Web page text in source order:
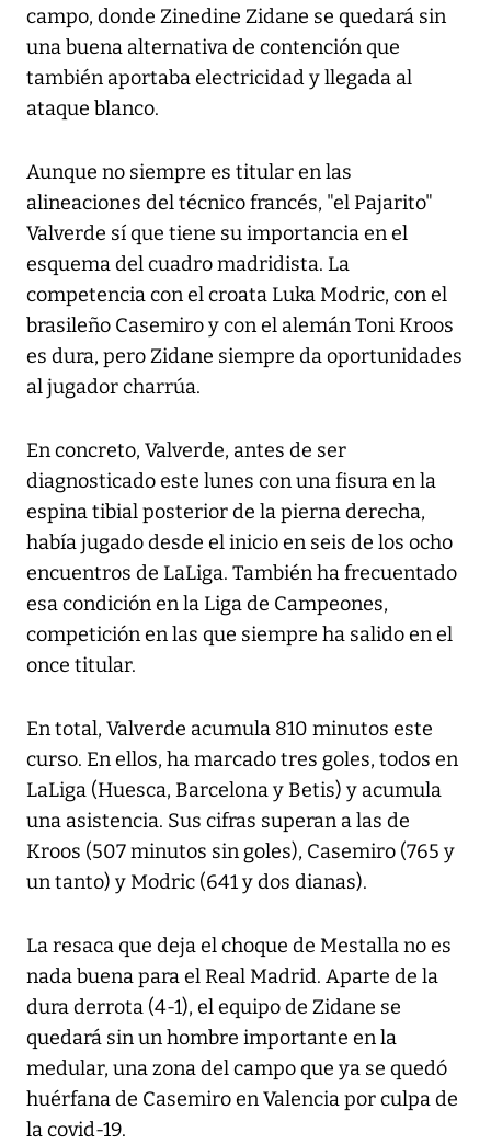
campo, donde Zinedine Zidane se quedará sin
una buena alternativa de contención que
también aportaba electricidad y llegada al
ataque blanco.
Aunque no siempre es titular en las
alineaciones del técnico francés, "el Pajarito"
Valverde sí que tiene su importancia en el
esquema del cuadro madridista. La
competencia con el croata Luka Modric, con el
brasileño Casemiro y con el alemán Toni Kroos
es dura, pero Zidane siempre da oportunidades
al jugador charrúa.
En concreto, Valverde, antes de ser
diagnosticado este lunes con una fisura en la
espina tibial posterior de la pierna derecha,
había jugado desde el inicio en seis de los ocho
encuentros de LaLiga. También ha frecuentado
esa condición en la Liga de Campeones,
competición en las que siempre ha salido en el
once titular.
En total, Valverde acumula 810 minutos este
curso. En ellos, ha marcado tres goles, todos en
LaLiga (Huesca, Barcelona y Betis) y acumula
una asistencia. Sus cifras superan a las de
Kroos (507 minutos sin goles), Casemiro (765 y
un tanto) y Modric (641 y dos dianas).
La resaca que deja el choque de Mestalla no es
nada buena para el Real Madrid. Aparte de la
dura derrota (4-1), el equipo de Zidane se
quedará sin un hombre importante en la
medular, una zona del campo que ya se quedó
huérfana de Casemiro en Valencia por culpa de
la covid-19.